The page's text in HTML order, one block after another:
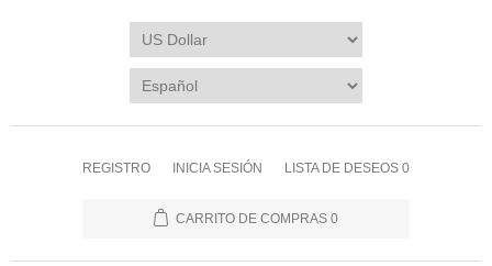
REGISTRO INICIA SESIÓN LISTA DE DESEOS 0
CARRITO DE COMPRAS 0